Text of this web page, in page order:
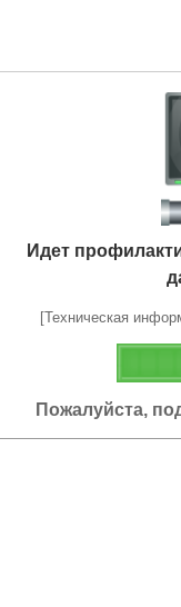
Идет
[Техническая
Пожалуйста,